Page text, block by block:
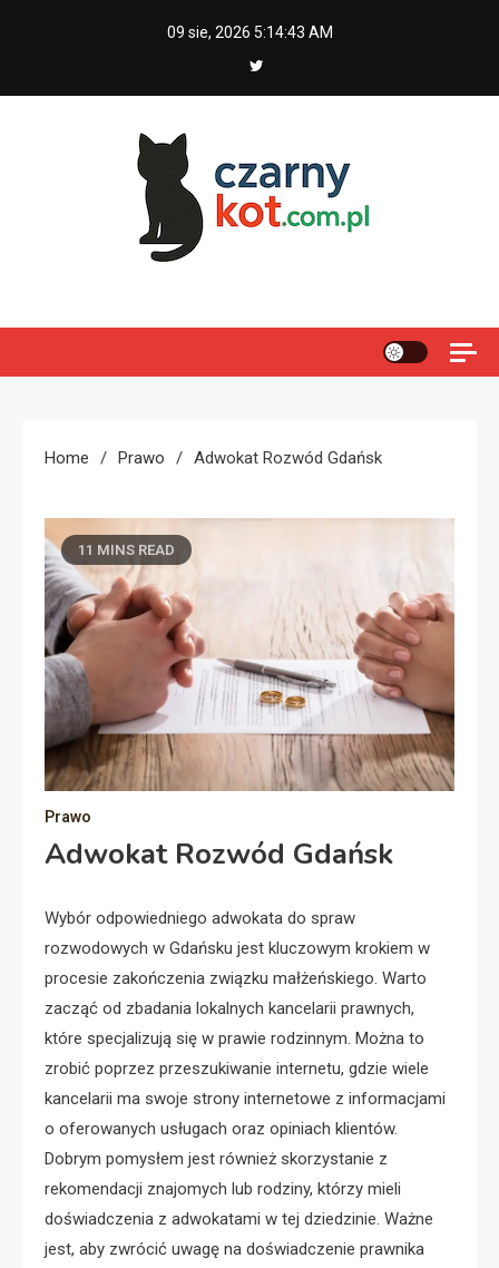
09 sie, 2026 5:14:44 AM
Home Prawo Adwokat Rozwód Gdańsk
11 MINS READ
Prawo
Adwokat Rozwód Gdańsk
Wybór odpowiedniego adwokata do spraw
rozwodowych w Gdańsku jest kluczowym krokiem w
procesie zakończenia związku małżeńskiego. Warto
zacząć od zbadania lokalnych kancelarii prawnych,
które specjalizują się w prawie rodzinnym. Można to
zrobić poprzez przeszukiwanie internetu, gdzie wiele
kancelarii ma swoje strony internetowe z informacjami
o oferowanych usługach oraz opiniach klientów.
Dobrym pomysłem jest również skorzystanie z
rekomendacji znajomych lub rodziny, którzy mieli
doświadczenia z adwokatami w tej dziedzinie. Ważne
jest, aby zwrócić uwagę na doświadczenie prawnika